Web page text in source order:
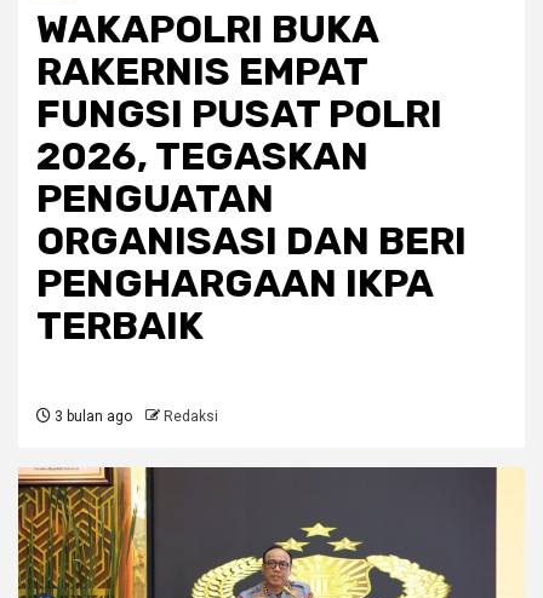
WAKAPOLRI BUKA
RAKERNIS EMPAT
FUNGSI PUSAT POLRI
2026, TEGASKAN
PENGUATAN
ORGANISASI DAN BERI
PENGHARGAAN IKPA
TERBAIK
3 bulan ago Redaksi